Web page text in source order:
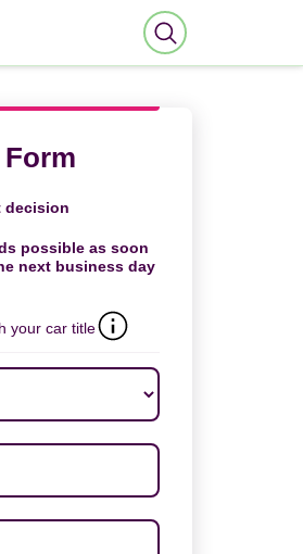
decision
possible as soon
next business day
your car title